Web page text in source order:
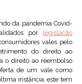
da pandemia Covid-
por legislação
vales pelo
do direito ao
o direito ao reembolso
de um vale como
instância, este tem